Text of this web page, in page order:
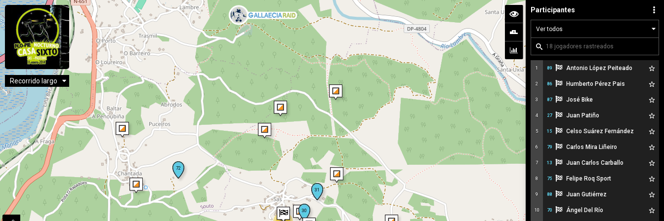
Participantes
1 89 Antonio López Peiteado
2 86 Humberto Pérez Pais
3 87 José Bike
4 27 Juan Patiño
5 15 Celso Suárez Fernández
6 79 Carlos Mira Liñeiro
7 13 Juan Carlos Carballo
8 75 Felipe Roq Sport
9 88 Juan Gutiérrez
10 70 Ángel Del Río